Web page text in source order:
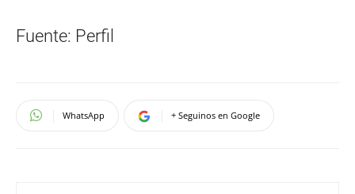
Fuente: Perfil
WhatsApp + Seguinos en Google